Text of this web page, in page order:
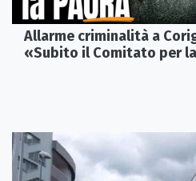
Allarme criminalità a
«Subito il Comitato per